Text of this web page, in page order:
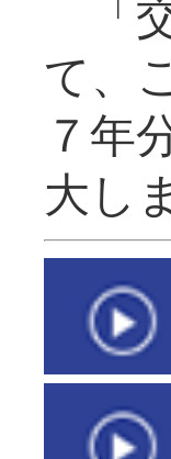
「
て、
７年
大